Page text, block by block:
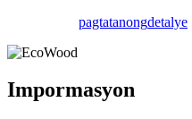
pagtatanongdetalye
Impormasyon